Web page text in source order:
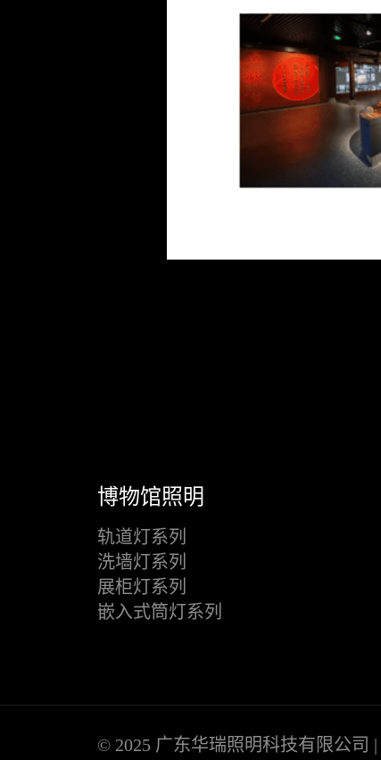
博物馆照明
轨道灯系列
洗墙灯系列
展柜灯系列
嵌入式筒灯系列
© 2025 广东华瑞照明科技有限公司 |